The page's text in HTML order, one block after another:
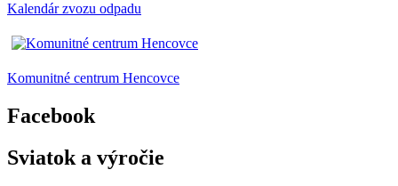
Kalendár zvozu odpadu
Komunitné centrum Hencovce
Facebook
Sviatok a výročie